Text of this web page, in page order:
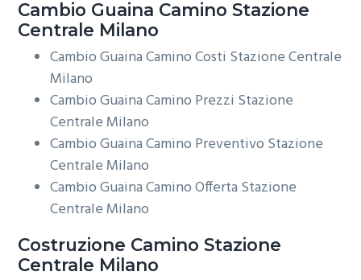
Cambio Guaina Camino Stazione
Centrale Milano
Cambio Guaina Camino Costi Stazione Centrale
Milano
Cambio Guaina Camino Prezzi Stazione
Centrale Milano
Cambio Guaina Camino Preventivo Stazione
Centrale Milano
Cambio Guaina Camino Offerta Stazione
Centrale Milano
Costruzione Camino Stazione
Centrale Milano